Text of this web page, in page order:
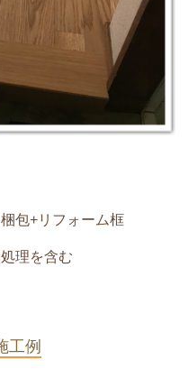
+リフォーム框
理を含む
工例